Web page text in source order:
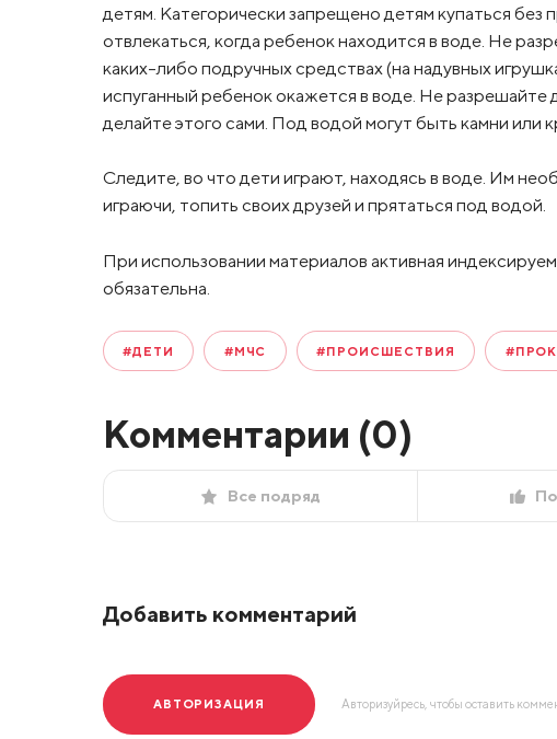
детям. Категорически запрещено детям купаться
отвлекаться, когда ребенок находится в воде. Не
каких-либо подручных средствах (на надувных
испуганный ребенок окажется в воде. Не разрешайте
делайте этого сами. Под водой могут быть камни или
Следите, во что дети играют, находясь в воде. Им
играючи, топить своих друзей и прятаться под водой.
При использовании материалов активная
обязательна.
#ДЕТИ #МЧС #ПРОИСШЕСТВИЯ
Комментарии (0)
Все подряд
Добавить комментарий
АВТОРИЗАЦИЯ Авторизуйресь, чтобы оставить